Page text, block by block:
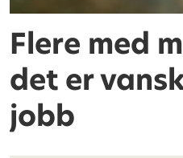
Flere med
det er
jobb